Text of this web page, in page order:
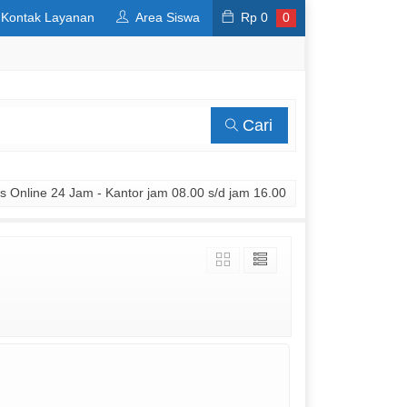
Layanan Area Siswa Rp 0 0
Cari
Online 24 Jam - Kantor jam 08.00 s/d jam 16.00